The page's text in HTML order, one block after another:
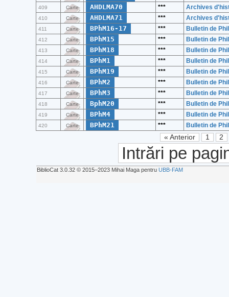
409 Carte AHDLMA70 *** Archives
410 Carte AHDLMA71 *** Archives
411 Carte BPhM16-17 *** Bulletin de
412 Carte BPhM15 *** Bulletin de
413 Carte BPhM18 *** Bulletin de
414 Carte BPhM1 *** Bulletin de
415 Carte BPhM19 *** Bulletin de
416 Carte BPhM2 *** Bulletin de
417 Carte BPhM3 *** Bulletin de
418 Carte BphM20 *** Bulletin de
419 Carte BPhM4 *** Bulletin de
420 Carte BPhM21 *** Bulletin de
« Anterior 1 2
Intrări pe
BiblioCat 3.0.32 © 2015‒2023 Mihai Maga pentru UBB-FAM